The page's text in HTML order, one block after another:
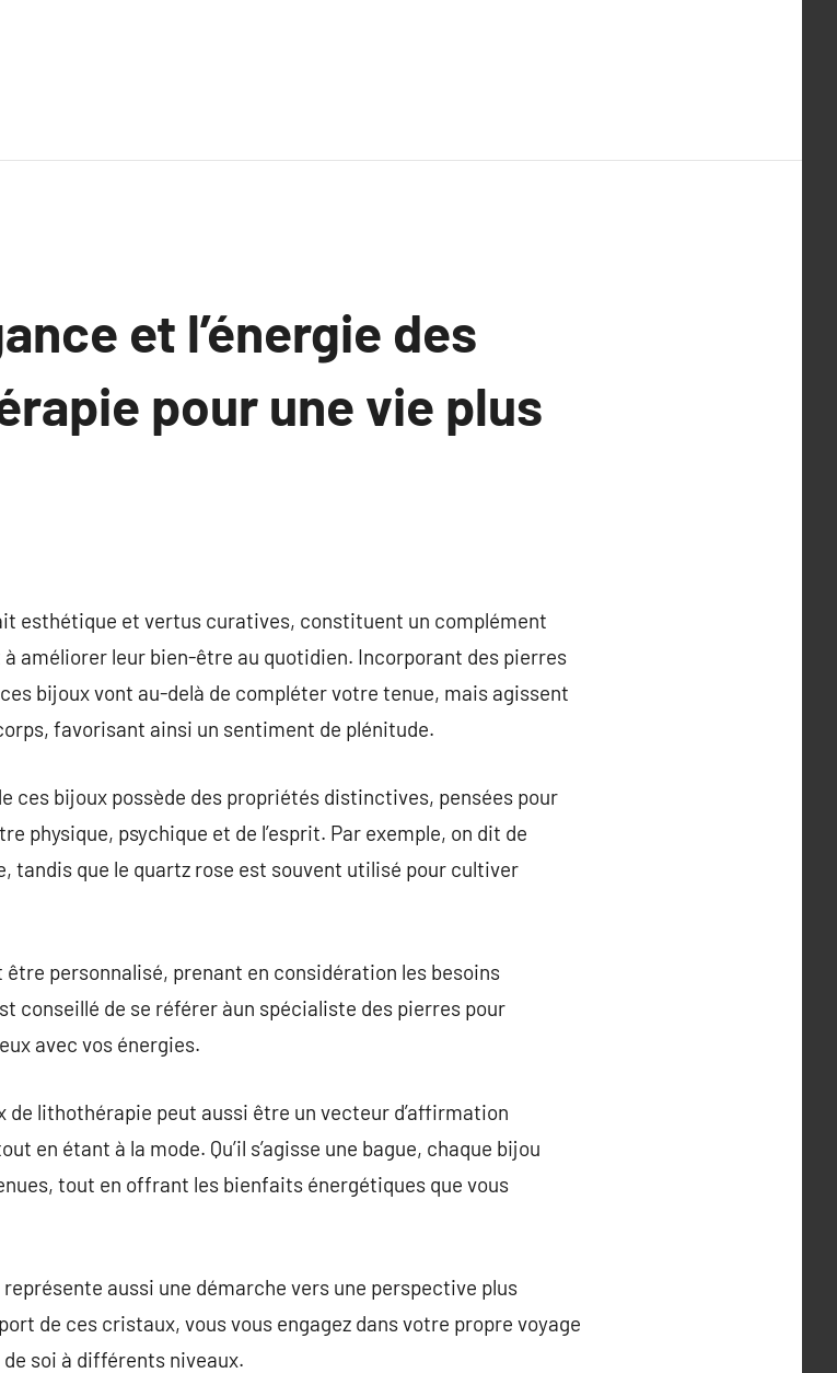
et l’énergie des
pour une vie plus
esthétique et vertus curatives, constituent un complément
améliorer leur bien-être au quotidien. Incorporant des pierres
bijoux vont au-delà de compléter votre tenue, mais agissent
favorisant ainsi un sentiment de plénitude.
ces bijoux possède des propriétés distinctives, pensées pour
physique, psychique et de l’esprit. Par exemple, on dit de
tandis que le quartz rose est souvent utilisé pour cultiver
personnalisé, prenant en considération les besoins
conseillé de se référer àun spécialiste des pierres pour
avec vos énergies.
de lithothérapie peut aussi être un vecteur d’affirmation
en étant à la mode. Qu’il s’agisse une bague, chaque bijou
tout en offrant les bienfaits énergétiques que vous
aussi une démarche vers une perspective plus
de ces cristaux, vous vous engagez dans votre propre voyage
soi à différents niveaux.